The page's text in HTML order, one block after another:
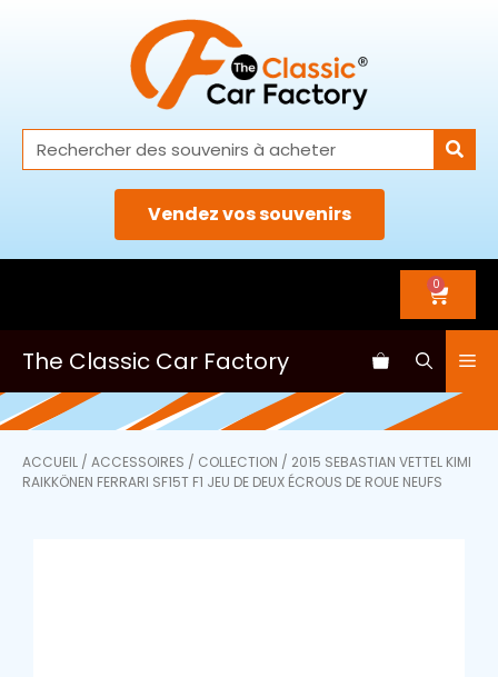
Vendez vos souvenirs
0
The Classic Car Factory
ACCUEIL / ACCESSOIRES / COLLECTION / 2015 SEBASTIAN VETTEL KIMI
RAIKKÖNEN FERRARI SF15T F1 JEU DE DEUX ÉCROUS DE ROUE NEUFS